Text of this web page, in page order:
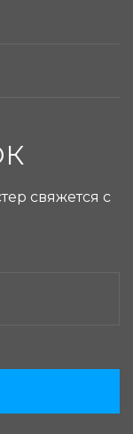
свяжется с